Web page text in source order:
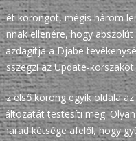
Két korongot, mégis három
Annak ellenére, hogy
gazdagítja a Djabe
összegzi az Update-korszakot.
Az első korong egyik oldala
változatát testesíti meg.
marad kétsége afelől, hogy